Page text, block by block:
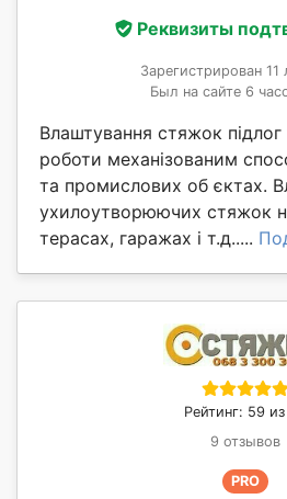
Реквизиты
Зарегистрирован 11
Был на сайте 6
Влаштування стяжок підлог
роботи механізованим
та промислових об єктах.
ухилоутворюючих стяжок
терасах, гаражах і т.д.....
Рейтинг: 59
9 отзывов
PRO